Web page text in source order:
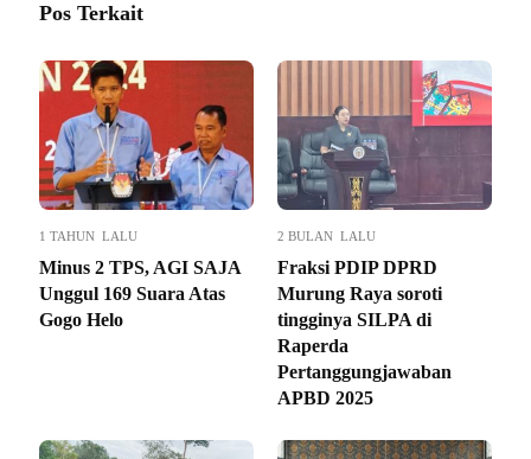
Pos Terkait
1 TAHUN LALU
Minus 2 TPS, AGI SAJA
Unggul 169 Suara Atas
Gogo Helo
2 BULAN LALU
Fraksi PDIP DPRD
Murung Raya soroti
tingginya SILPA di
Raperda
Pertanggungjawaban
APBD 2025